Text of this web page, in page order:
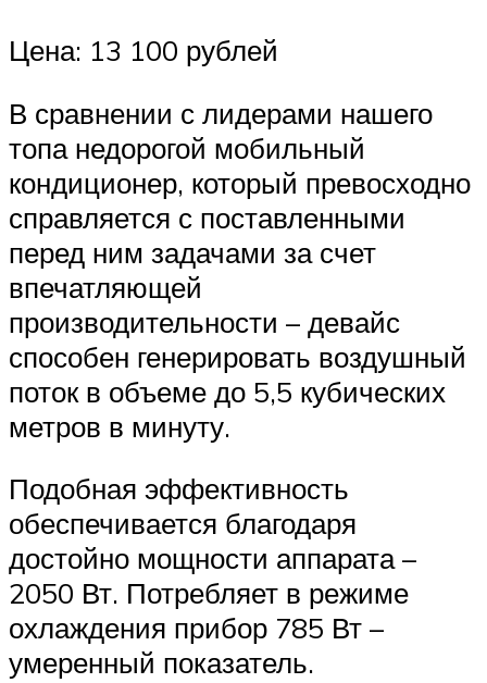
Цена: 13 100 рублей
В сравнении с лидерами нашего
топа недорогой мобильный
кондиционер, который превосходно
справляется с поставленными
перед ним задачами за счет
впечатляющей
производительности – девайс
способен генерировать воздушный
поток в объеме до 5,5 кубических
метров в минуту.
Подобная эффективность
обеспечивается благодаря
достойно мощности аппарата –
2050 Вт. Потребляет в режиме
охлаждения прибор 785 Вт –
умеренный показатель.